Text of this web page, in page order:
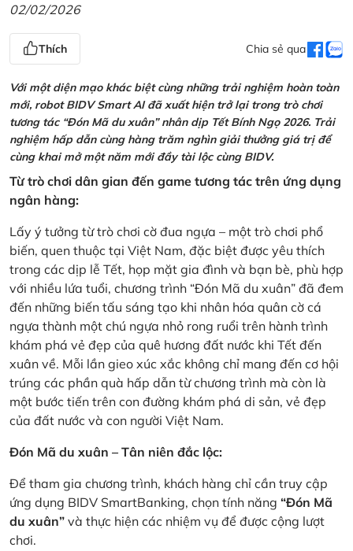
02/02/2026
Thích Chia sẻ qua
Với một diện mạo khác biệt cùng những trải nghiệm hoàn toàn
mới, robot BIDV Smart AI đã xuất hiện trở lại trong trò chơi
tương tác “Đón Mã du xuân” nhân dịp Tết Bính Ngọ 2026. Trải
nghiệm hấp dẫn cùng hàng trăm nghìn giải thưởng giá trị để
cùng khai mở một năm mới đầy tài lộc cùng BIDV.
Từ trò chơi dân gian đến game tương tác trên ứng dụng
ngân hàng:
Lấy ý tưởng từ trò chơi cờ đua ngựa – một trò chơi phổ
biến, quen thuộc tại Việt Nam, đặc biệt được yêu thích
trong các dịp lễ Tết, họp mặt gia đình và bạn bè, phù hợp
với nhiều lứa tuổi, chương trình “Đón Mã du xuân” đã đem
đến những biến tấu sáng tạo khi nhân hóa quân cờ cá
ngựa thành một chú ngựa nhỏ rong ruổi trên hành trình
khám phá vẻ đẹp của quê hương đất nước khi Tết đến
xuân về. Mỗi lần gieo xúc xắc không chỉ mang đến cơ hội
trúng các phần quà hấp dẫn từ chương trình mà còn là
một bước tiến trên con đường khám phá di sản, vẻ đẹp
của đất nước và con người Việt Nam.
Đón Mã du xuân – Tân niên đắc lộc:
Để tham gia chương trình, khách hàng chỉ cần truy cập
ứng dụng BIDV SmartBanking, chọn tính năng “Đón Mã
du xuân” và thực hiện các nhiệm vụ để được cộng lượt
chơi.